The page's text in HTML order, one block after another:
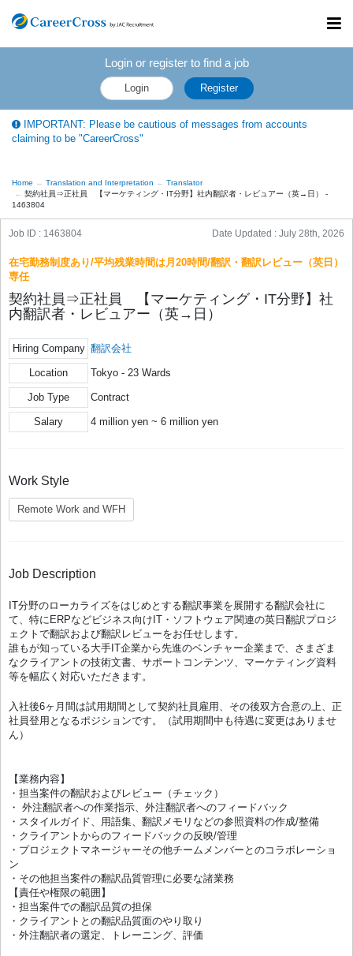
Login or register to find a job
Login Register
IMPORTANT: Please be cautious of messages from accounts
claiming to be "CareerCross"
Home Translation and Interpretation
Translator
契約社員⇒正社員 【マーケティング・IT分野】社内翻訳者・レビュアー（英→日） -
1463804
Job ID : 1463804 Date Updated : July 28th, 2026
在宅勤務制度あり/平均残業時間は月20時間/翻訳・翻訳レビュー（英日）
専任
契約社員⇒正社員 【マーケティング・IT分野】社
内翻訳者・レビュアー（英→日）
Hiring Company 翻訳会社
Location Tokyo - 23 Wards
Job Type Contract
Salary 4 million yen ~ 6 million yen
Work Style
Remote Work and WFH
Job Description
IT分野のローカライズをはじめとする翻訳事業を展開する翻訳会社に
て、特にERPなどビジネス向けIT・ソフトウェア関連の英日翻訳プロジ
ェクトで翻訳および翻訳レビューをお任せします。
誰もが知っている大手IT企業から先進のベンチャー企業まで、さまざま
なクライアントの技術文書、サポートコンテンツ、マーケティング資料
等を幅広く対応いただきます。
入社後6ヶ月間は試用期間として契約社員雇用、その後双方合意の上、正
社員登用となるポジションです。（試用期間中も待遇に変更はありませ
ん）
【業務内容】
・担当案件の翻訳およびレビュー（チェック）
・ 外注翻訳者への作業指示、外注翻訳者へのフィードバック
・スタイルガイド、用語集、翻訳メモリなどの参照資料の作成/整備
・クライアントからのフィードバックの反映/管理
・プロジェクトマネージャーその他チームメンバーとのコラボレーショ
ン
・その他担当案件の翻訳品質管理に必要な諸業務
【責任や権限の範囲】
・担当案件での翻訳品質の担保
・クライアントとの翻訳品質面のやり取り
・外注翻訳者の選定、トレーニング、評価